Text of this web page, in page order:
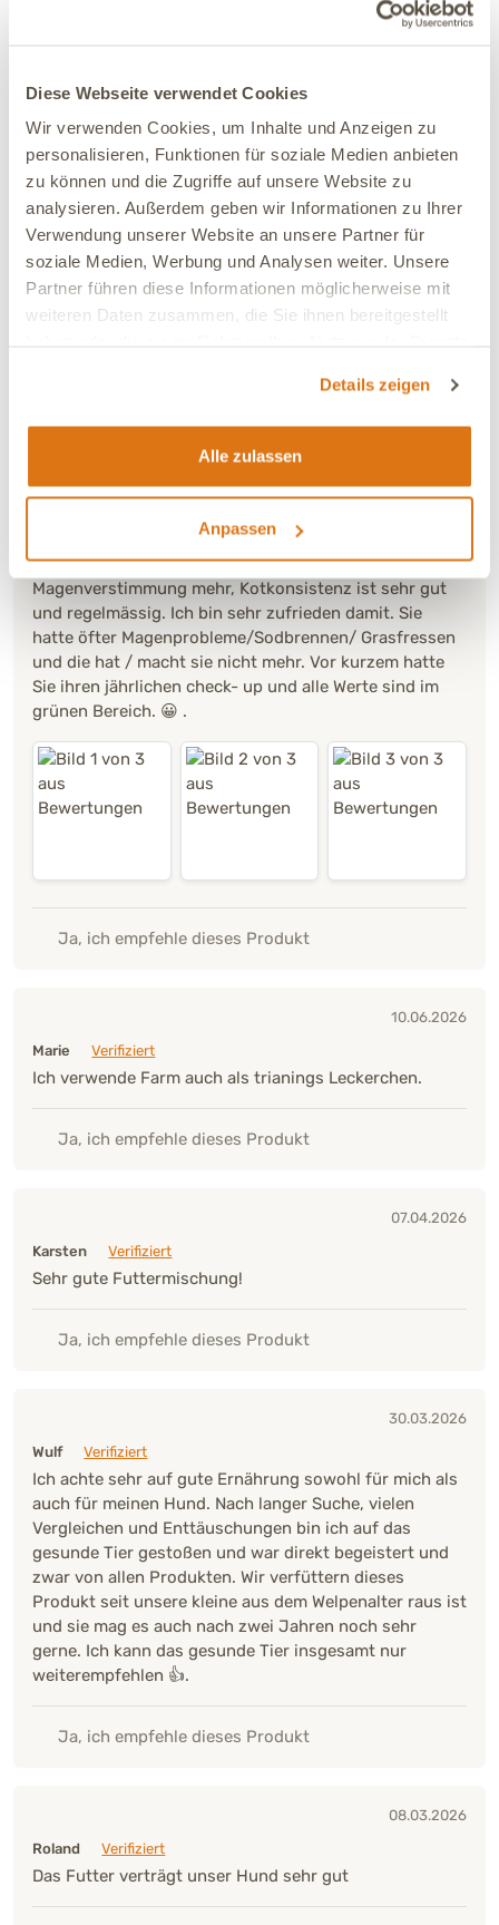
Diese Webseite verwendet Cookies
Wir verwenden Cookies, um Inhalte und Anzeigen zu
personalisieren, Funktionen für soziale Medien anbieten
zu können und die Zugriffe auf unsere Website zu
analysieren. Außerdem geben wir Informationen zu Ihrer
Verwendung unserer Website an unsere Partner für
soziale Medien, Werbung und Analysen weiter. Unsere
Partner führen diese Informationen möglicherweise mit
weiteren Daten zusammen, die Sie ihnen bereitgestellt
Details zeigen
Alle zulassen
Anpassen
27.07.2026
Das Futter wurde von Anfang an, ohne Probleme, sehr
Ja, ich empfehle dieses Produkt
18.07.2026
Hannelore
Verifiziert
Hohe Akzeptanz seitens unserer Fellnasen, beste
Meine 10jährige Hündin mag dieses Futter sehr gerne
und verträgt es sehr gut. Sie ist ruhiger, hat keine
Magenverstimmung mehr, Kotkonsistenz ist sehr gut
und regelmässig. Ich bin sehr zufrieden damit. Sie
hatte öfter Magenprobleme/Sodbrennen/ Grasfressen
und die hat / macht sie nicht mehr. Vor kurzem hatte
Sie ihren jährlichen check- up und alle Werte sind im
grünen Bereich. 😀 .
Ja, ich empfehle dieses Produkt
10.06.2026
Marie
Verifiziert
Ich verwende Farm auch als trianings Leckerchen.
Ja, ich empfehle dieses Produkt
07.04.2026
Karsten
Verifiziert
Sehr gute Futtermischung!
Ja, ich empfehle dieses Produkt
30.03.2026
Wulf
Verifiziert
Ich achte sehr auf gute Ernährung sowohl für mich als
auch für meinen Hund. Nach langer Suche, vielen
Vergleichen und Enttäuschungen bin ich auf das
gesunde Tier gestoßen und war direkt begeistert und
zwar von allen Produkten. Wir verfüttern dieses
Produkt seit unsere kleine aus dem Welpenalter raus ist
und sie mag es auch nach zwei Jahren noch sehr
gerne. Ich kann das gesunde Tier insgesamt nur
weiterempfehlen 👍.
Ja, ich empfehle dieses Produkt
08.03.2026
Roland
Verifiziert
Das Futter verträgt unser Hund sehr gut